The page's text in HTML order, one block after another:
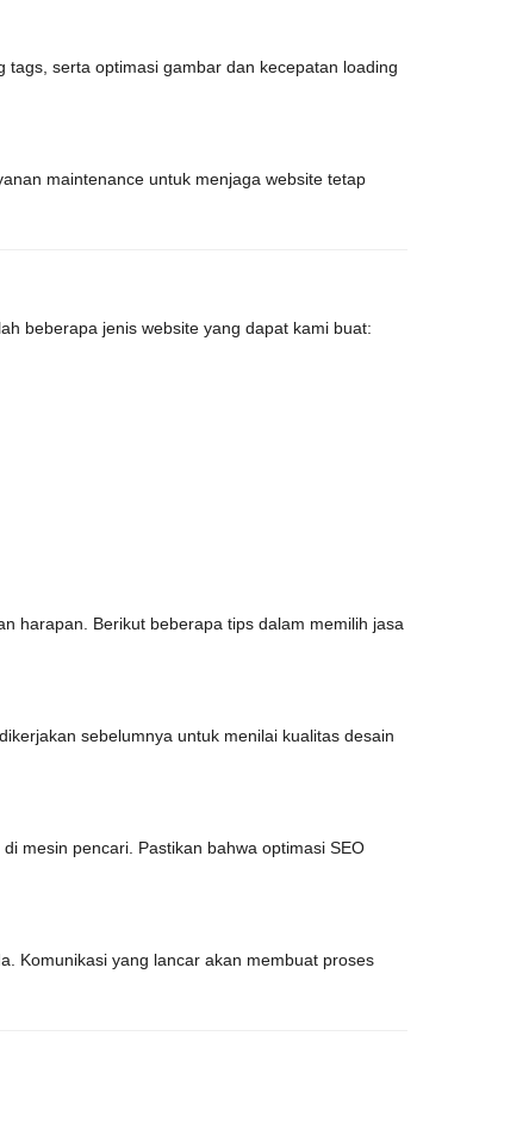
serta optimasi gambar dan kecepatan loading
maintenance untuk menjaga website tetap
beberapa jenis website yang dapat kami buat:
harapan. Berikut beberapa tips dalam memilih jasa
sebelumnya untuk menilai kualitas desain
mesin pencari. Pastikan bahwa optimasi SEO
Komunikasi yang lancar akan membuat proses